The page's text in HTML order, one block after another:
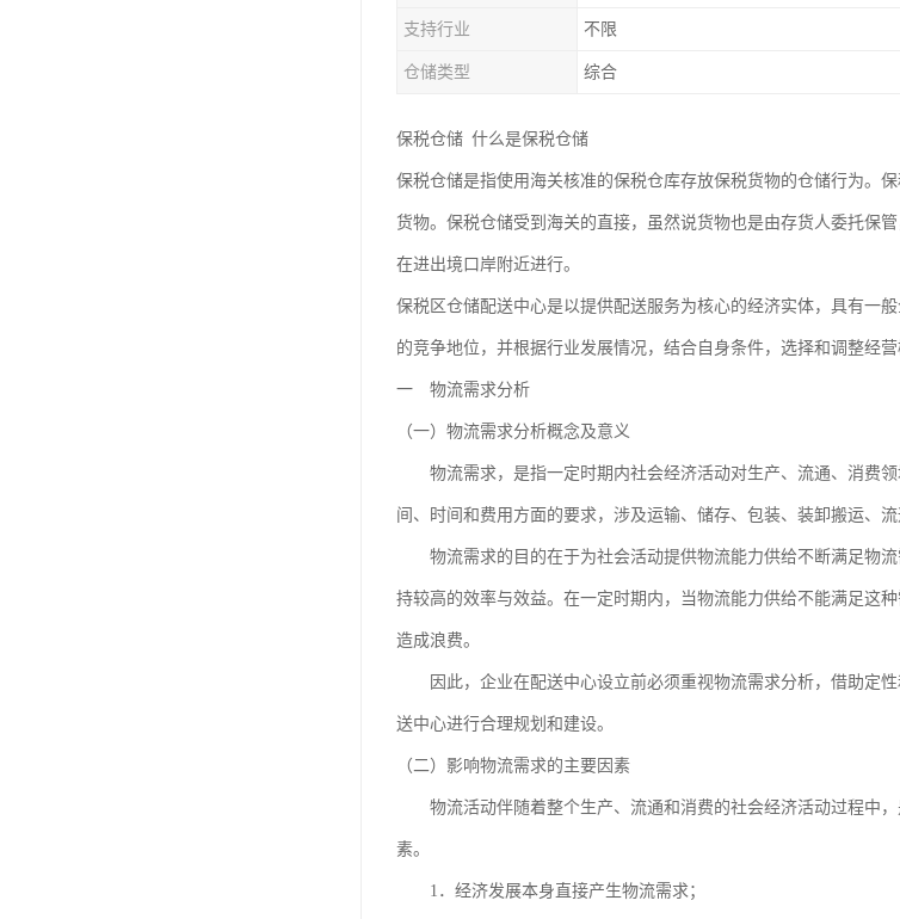
支持行业 不限
仓储类型 综合
保税仓储 什么是保税仓储
保税仓储是指使用海关核准的保税仓库存放保税货物的仓储行为。
货物。保税仓储受到海关的直接，虽然说货物也是由存货人委托保
在进出境口岸附近进行。
保税区仓储配送中心是以提供配送服务为核心的经济实体，具有一
的竞争地位，并根据行业发展情况，结合自身条件，选择和调整经
一 物流需求分析
（一）物流需求分析概念及意义
物流需求，是指一定时期内社会经济活动对生产、流通、消费领
间、时间和费用方面的要求，涉及运输、储存、包装、装卸搬运、
物流需求的目的在于为社会活动提供物流能力供给不断满足物流
持较高的效率与效益。在一定时期内，当物流能力供给不能满足这
造成浪费。
因此，企业在配送中心设立前必须重视物流需求分析，借助定性
送中心进行合理规划和建设。
（二）影响物流需求的主要因素
物流活动伴随着整个生产、流通和消费的社会经济活动过程中，
素。
1．经济发展本身直接产生物流需求；